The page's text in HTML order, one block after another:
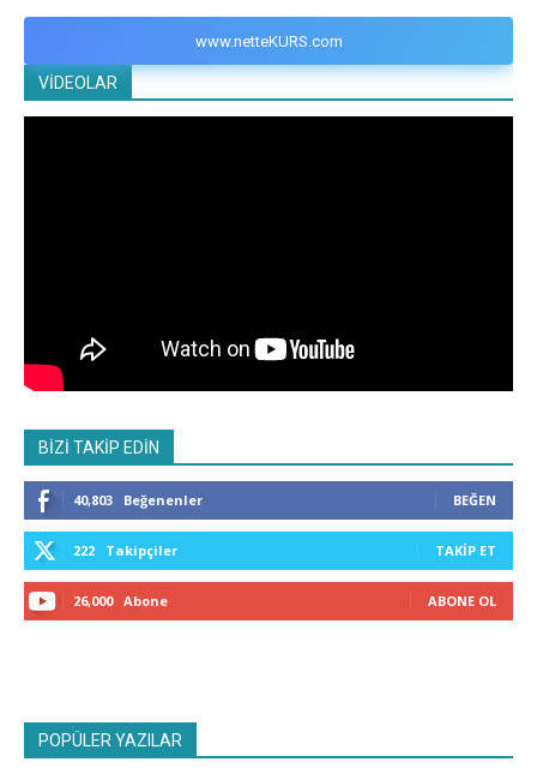
www.netteKURS.com
VİDEOLAR
BİZİ TAKİP EDİN
40,803 Beğenenler BEĞEN
222 Takipçiler TAKIP ET
26,000 Abone ABONE OL
POPÜLER YAZILAR